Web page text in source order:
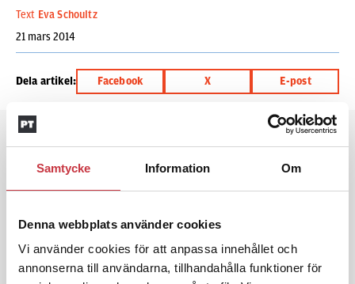
Samtycke Information Om
Denna webbplats använder cookies
Vi använder cookies för att anpassa innehållet och
annonserna till användarna, tillhandahålla funktioner för
Text Eva Schoultz
21 mars 2014
Dela artikel: Facebook X E-post
Andra läser
3 juni 2026
Klart: Ingångslönen höjs med 2 300
Insändare: Miljoner i sjön –